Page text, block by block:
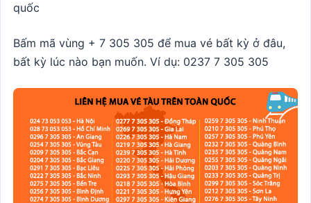
quốc
Bấm mã vùng + 7 305 305 để mua vé bất kỳ ở đâu,
bất kỳ lúc nào bạn muốn. Ví dụ: 0237 7 305 305